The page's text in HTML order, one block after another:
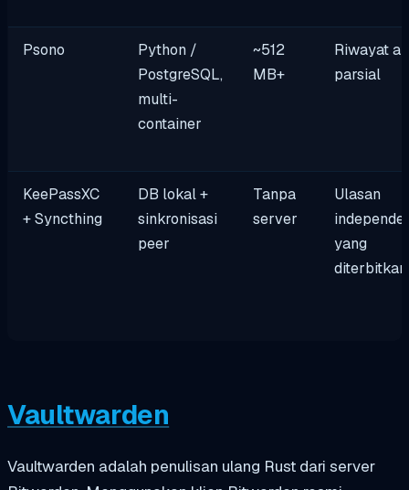
Psono
Python /
PostgreSQL,
multi-
container
~512
MB+
Riwayat
parsial
KeePassXC
+ Syncthing
DB lokal +
sinkronisasi
peer
Tanpa
server
Ulasan
yang
diterbitkan
Vaultwarden
Vaultwarden adalah penulisan ulang Rust dari server